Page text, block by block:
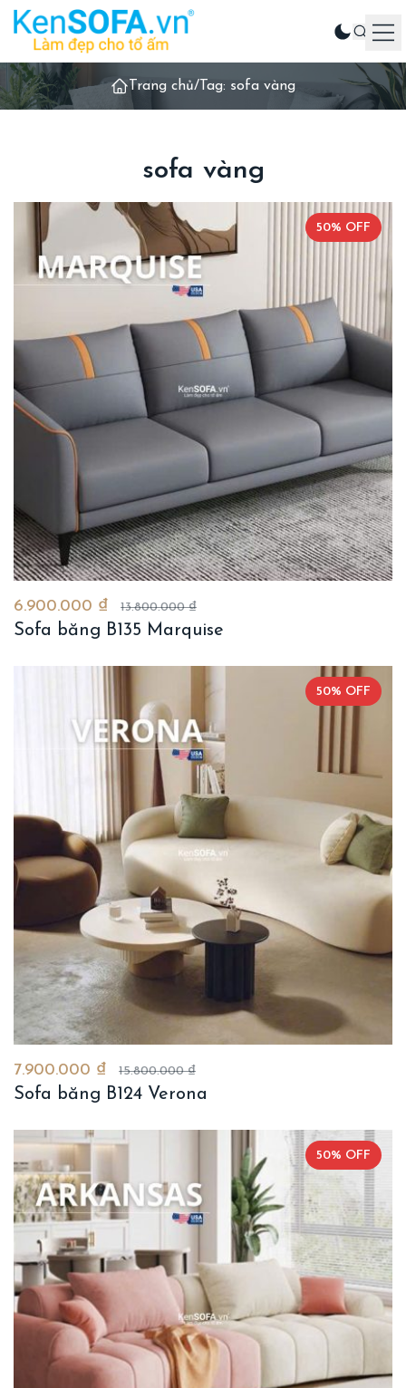
Sản phẩm
Phòng ngủ
Sản phẩm khác
Trang chủ/ Tag: sofa vàng
sofa vàng
50% OFF
6.900.000 ₫ 13.800.000 ₫
Sofa băng B135 Marquise
50% OFF
7.900.000 ₫ 15.800.000 ₫
Sofa băng B124 Verona
50% OFF